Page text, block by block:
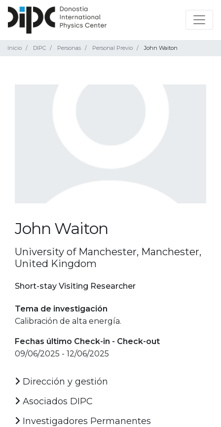
Inicio DIPC Personas Personal Previo John Waiton
John Waiton
University of Manchester, Manchester,
United Kingdom
Short-stay Visiting Researcher
Tema de investigación
Calibración de alta energía.
Fechas último Check-in - Check-out
09/06/2025 - 12/06/2025
Dirección y gestión
Asociados DIPC
Investigadores Permanentes